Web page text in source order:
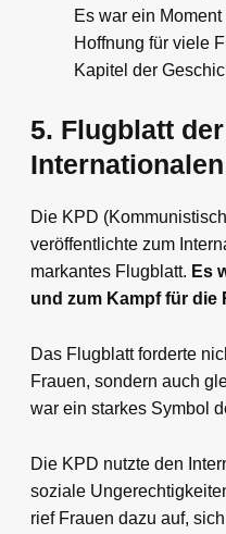
Es war ein
Hoffnung für viele
Kapitel der
5. Flugblatt
Die KPD
veröffentlichte zum
markantes Flugblatt. Es
und zum Kampf für die
Das Flugblatt forderte
Frauen, sondern auch
war ein starkes Symbol
Die KPD nutzte den
soziale
rief Frauen dazu auf,